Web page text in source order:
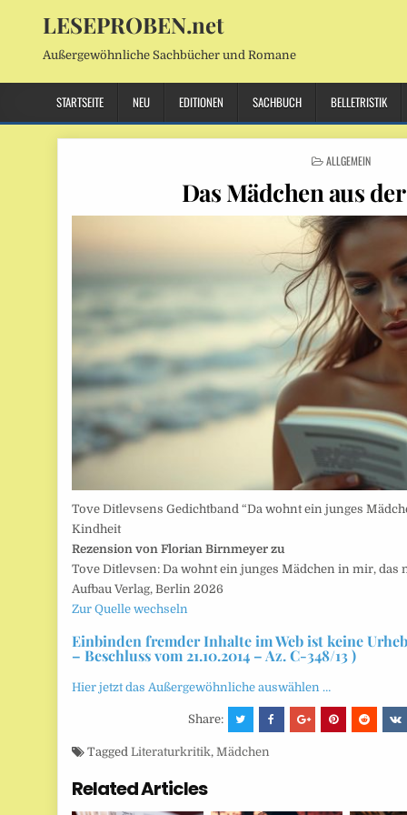
LESEPROBEN.net
Außergewöhnliche Sachbücher und Romane
STARTSEITE NEU EDITIONEN SACHBUCH BELLETRISTIK
POSTED
ALLGEMEIN
Das Mädchen aus
Tove Ditlevsens Gedichtband “Da wohnt ein junges
Kindheit
Rezension von Florian Birnmeyer zu
Tove Ditlevsen: Da wohnt ein junges Mädchen in mir, das
Aufbau Verlag, Berlin 2026
Zur Quelle wechseln
Einbinden fremder Inhalte im Web ist keine
– Beschluss vom 21.10.2014 – Az. C-348/13 )
Hier jetzt das Außergewöhnliche auswählen …
Share:
TaggedLiteraturkritik, Mädchen
Related Articles